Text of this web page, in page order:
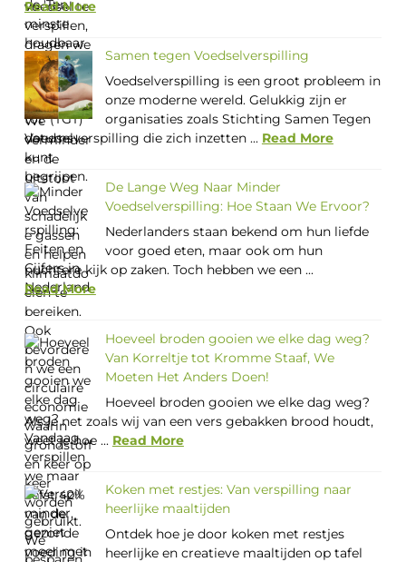
Read More
Samen tegen Voedselverspilling
Voedselverspilling is een groot probleem in
onze moderne wereld. Gelukkig zijn er
organisaties zoals Stichting Samen Tegen
Voedselverspilling die zich inzetten ... Read More
De Lange Weg Naar Minder
Voedselverspilling: Hoe Staan We Ervoor?
Nederlanders staan bekend om hun liefde
voor goed eten, maar ook om hun
nuchtere kijk op zaken. Toch hebben we een ...
Read More
Hoeveel broden gooien we elke dag weg?
Van Korreltje tot Kromme Staaf, We
Moeten Het Anders Doen!
Hoeveel broden gooien we elke dag weg?
Als je net zoals wij van een vers gebakken brood houdt,
weet je hoe ... Read More
Koken met restjes: Van verspilling naar
heerlijke maaltijden
Ontdek hoe je door koken met restjes
heerlijke en creatieve maaltijden op tafel